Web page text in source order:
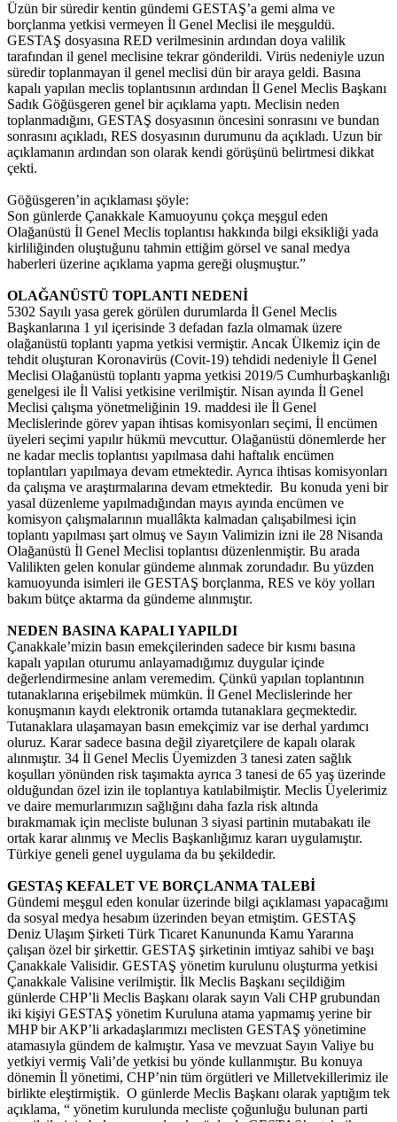
Üzün bir süredir kentin gündemi GESTAŞ’a gemi alma ve
borçlanma yetkisi vermeyen İl Genel Meclisi ile meşguldü.
GESTAŞ dosyasına RED verilmesinin ardından doya valilik
tarafından il genel meclisine tekrar gönderildi. Virüs nedeniyle uzun
süredir toplanmayan il genel meclisi dün bir araya geldi. Basına
kapalı yapılan meclis toplantısının ardından İl Genel Meclis Başkanı
Sadık Göğüsgeren genel bir açıklama yaptı. Meclisin neden
toplanmadığını, GESTAŞ dosyasının öncesini sonrasını ve bundan
sonrasını açıkladı, RES dosyasının durumunu da açıkladı. Uzun bir
açıklamanın ardından son olarak kendi görüşünü belirtmesi dikkat
çekti.
Göğüsgeren’in açıklaması şöyle:
Son günlerde Çanakkale Kamuoyunu çokça meşgul eden
Olağanüstü İl Genel Meclis toplantısı hakkında bilgi eksikliği yada
kirliliğinden oluştuğunu tahmin ettiğim görsel ve sanal medya
haberleri üzerine açıklama yapma gereği oluşmuştur.”
OLAĞANÜSTÜ TOPLANTI NEDENİ
5302 Sayılı yasa gerek görülen durumlarda İl Genel Meclis
Başkanlarına 1 yıl içerisinde 3 defadan fazla olmamak üzere
olağanüstü toplantı yapma yetkisi vermiştir. Ancak Ülkemiz için de
tehdit oluşturan Koronavirüs (Covit-19) tehdidi nedeniyle İl Genel
Meclisi Olağanüstü toplantı yapma yetkisi 2019/5 Cumhurbaşkanlığı
genelgesi ile İl Valisi yetkisine verilmiştir. Nisan ayında İl Genel
Meclisi çalışma yönetmeliğinin 19. maddesi ile İl Genel
Meclislerinde görev yapan ihtisas komisyonları seçimi, İl encümen
üyeleri seçimi yapılır hükmü mevcuttur. Olağanüstü dönemlerde her
ne kadar meclis toplantısı yapılmasa dahi haftalık encümen
toplantıları yapılmaya devam etmektedir. Ayrıca ihtisas komisyonları
da çalışma ve araştırmalarına devam etmektedir. Bu konuda yeni bir
yasal düzenleme yapılmadığından mayıs ayında encümen ve
komisyon çalışmalarının muallâkta kalmadan çalışabilmesi için
toplantı yapılması şart olmuş ve Sayın Valimizin izni ile 28 Nisanda
Olağanüstü İl Genel Meclisi toplantısı düzenlenmiştir. Bu arada
Valilikten gelen konular gündeme alınmak zorundadır. Bu yüzden
kamuoyunda isimleri ile GESTAŞ borçlanma, RES ve köy yolları
bakım bütçe aktarma da gündeme alınmıştır.
NEDEN BASINA KAPALI YAPILDI
Çanakkale’mizin basın emekçilerinden sadece bir kısmı basına
kapalı yapılan oturumu anlayamadığımız duygular içinde
değerlendirmesine anlam veremedim. Çünkü yapılan toplantının
tutanaklarına erişebilmek mümkün. İl Genel Meclislerinde her
konuşmanın kaydı elektronik ortamda tutanaklara geçmektedir.
Tutanaklara ulaşamayan basın emekçimiz var ise derhal yardımcı
oluruz. Karar sadece basına değil ziyaretçilere de kapalı olarak
alınmıştır. 34 İl Genel Meclis Üyemizden 3 tanesi zaten sağlık
koşulları yönünden risk taşımakta ayrıca 3 tanesi de 65 yaş üzerinde
olduğundan özel izin ile toplantıya katılabilmiştir. Meclis Üyelerimiz
ve daire memurlarımızın sağlığını daha fazla risk altında
bırakmamak için mecliste bulunan 3 siyasi partinin mutabakatı ile
ortak karar alınmış ve Meclis Başkanlığımız kararı uygulamıştır.
Türkiye geneli genel uygulama da bu şekildedir.
GESTAŞ KEFALET VE BORÇLANMA TALEBİ
Gündemi meşgul eden konular üzerinde bilgi açıklaması yapacağımı
da sosyal medya hesabım üzerinden beyan etmiştim. GESTAŞ
Deniz Ulaşım Şirketi Türk Ticaret Kanununda Kamu Yararına
çalışan özel bir şirkettir. GESTAŞ şirketinin imtiyaz sahibi ve başı
Çanakkale Valisidir. GESTAŞ yönetim kurulunu oluşturma yetkisi
Çanakkale Valisine verilmiştir. İlk Meclis Başkanı seçildiğim
günlerde CHP’li Meclis Başkanı olarak sayın Vali CHP grubundan
iki kişiyi GESTAŞ yönetim Kuruluna atama yapmamış yerine bir
MHP bir AKP’li arkadaşlarımızı meclisten GESTAŞ yönetimine
atamasıyla gündem de kalmıştır. Yasa ve mevzuat Sayın Valiye bu
yetkiyi vermiş Vali’de yetkisi bu yönde kullanmıştır. Bu konuya
dönemin İl yönetimi, CHP’nin tüm örgütleri ve Milletvekillerimiz ile
birlikte eleştirmiştik. O günlerde Meclis Başkanı olarak yaptığım tek
açıklama, “ yönetim kurulunda mecliste çoğunluğu bulunan parti